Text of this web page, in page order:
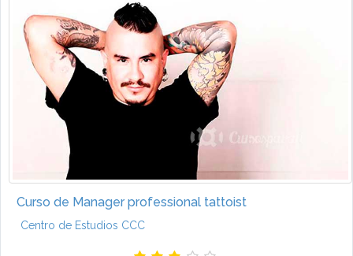
Curso de Manager professional tattoist
Centro de Estudios CCC